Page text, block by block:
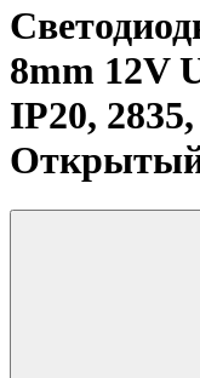
8mm 12V
IP20,